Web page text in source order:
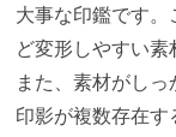
大事な印鑑です。
ど変形しやすい素
また、素材がし
印影が複数存在す